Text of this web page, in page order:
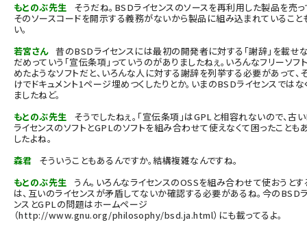
もとのぶ先生 そうだね。BSDライセンスのソースを再利用した製品を売っ
そのソースコードを開示する義務がないから製品に組み込まれていること
い。
若宮さん昔のBSDライセンスには最初の開発者に対する「謝辞」を載せ
だめっていう「宣伝条項」っていうのがありましたねぇ。いろんなフリーソフ
めたようなソフトだと、いろんな人に対する謝辞を列挙する必要があって、
けでドキュメント1ページ埋めつくしたりとか。いまのBSDライセンスではな
ましたねど。
もとのぶ先生 そうでしたねぇ。「宣伝条項」はGPLと相容れないので、古
ライセンスのソフトとGPLのソフトを組み合わせて使えなくて困ったことも
したよね。
森君 そういうこともあるんですか。結構複雑なんですね。
もとのぶ先生 うん。いろんなライセンスのOSSを組み合わせて使おうとす
は、互いのライセンスが矛盾してないか確認する必要があるね。今のBSD
ンスとGPLの問題はホームページ
（http://www.gnu.org/philosophy/bsd.ja.html）にも載ってるよ。